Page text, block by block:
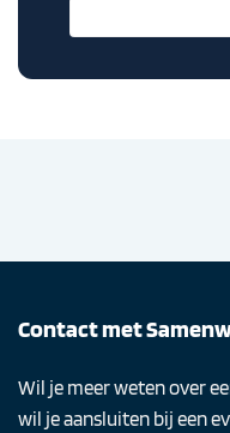
Contact met
Wil je meer weten over
wil je aansluiten bij een